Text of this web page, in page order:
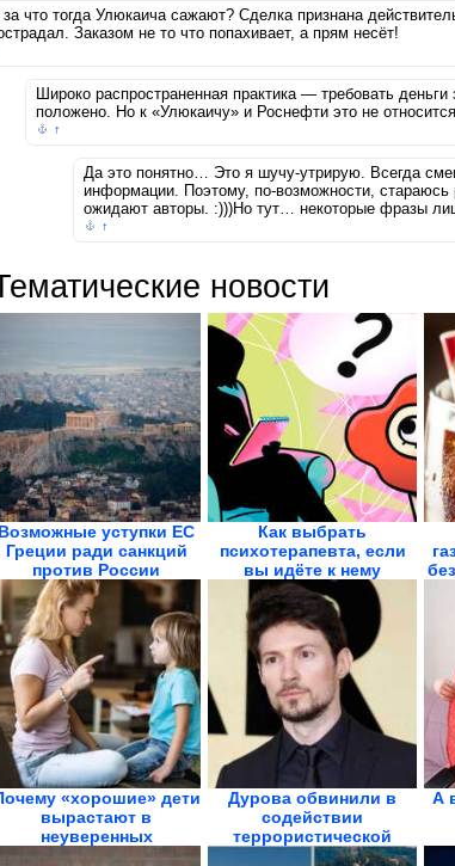
что тогда Улюкаича сажают? Сделка признана
Заказом не то что попахивает, а прям несёт!
Широко распространенная практика — требовать деньги
положено. Но к «Улюкаичу» и Роснефти это не
↑
Да это понятно… Это я шучу-утрирую. Всегда
информации. Поэтому, по-возможности, стараюсь
ожидают авторы. :)))Но тут… некоторые фразы
↑
новости
Возможные уступки ЕС
Греции ради санкций
против России
Как выбрать
психотерапевта, если
вы идёте к нему
впервые
«хорошие» дети
вырастают в
неуверенных
Дурова обвинили в
содействии
террористической
деятельности
А